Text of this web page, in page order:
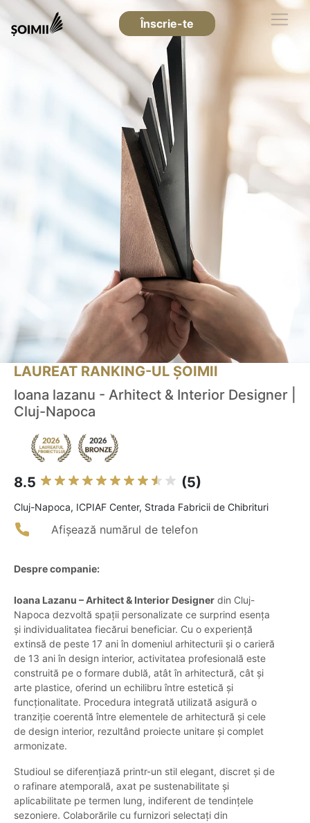
Înscrie-te
LAUREAT RANKING-UL ȘOIMII
Ioana lazanu - Arhitect & Interior Designer |
Cluj-Napoca
8.5 (5)
Cluj-Napoca, ICPIAF Center, Strada Fabricii de Chibrituri
Afișează numărul de telefon
Despre companie:
Ioana Lazanu – Arhitect & Interior Designer din Cluj-
Napoca dezvoltă spații personalizate ce surprind esența
și individualitatea fiecărui beneficiar. Cu o experiență
extinsă de peste 17 ani în domeniul arhitecturii și o carieră
de 13 ani în design interior, activitatea profesională este
construită pe o formare dublă, atât în arhitectură, cât și
arte plastice, oferind un echilibru între estetică și
funcționalitate. Procedura integrată utilizată asigură o
tranziție coerentă între elementele de arhitectură și cele
de design interior, rezultând proiecte unitare și complet
armonizate.
Studioul se diferențiază printr-un stil elegant, discret și de
o rafinare atemporală, axat pe sustenabilitate și
aplicabilitate pe termen lung, indiferent de tendințele
sezoniere. Colaborările cu furnizori selectați din